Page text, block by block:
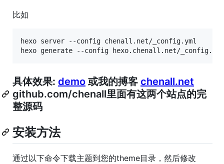
比如
hexo server --config chenall.net/_config.yml
具体效果: demo 或我的搏客 chenall.net
github.com/chenall里面有这两个站点的完
整源码
安装方法
通过以下命令下载主题到您的theme目录，然后修改